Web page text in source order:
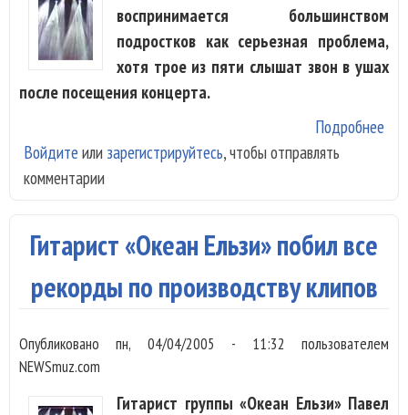
воспринимается большинством
подростков как серьезная проблема,
хотя трое из пяти слышат звон в ушах
после посещения концерта.
Подробнее
Войдите или зарегистрируйтесь, чтобы отправлять
комментарии
Гитарист «Океан Ельзи» побил все
рекорды по производству клипов
Опубликованопн, 04/04/2005 - 11:32 пользователем
NEWSmuz.com
Гитарист группы «Океан Ельзи» Павел